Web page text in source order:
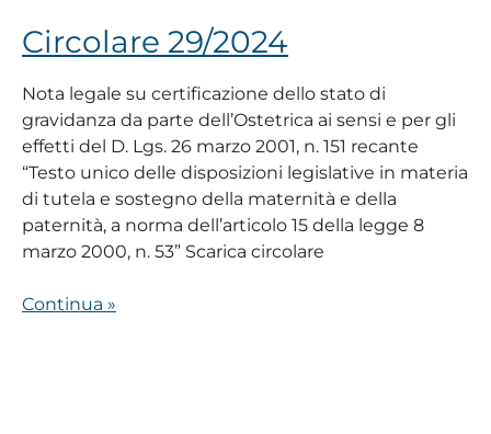
Circolare 29/2024
Nota legale su certificazione dello stato di
gravidanza da parte dell’Ostetrica ai sensi e per gli
effetti del D. Lgs. 26 marzo 2001, n. 151 recante
“Testo unico delle disposizioni legislative in materia
di tutela e sostegno della maternità e della
paternità, a norma dell’articolo 15 della legge 8
marzo 2000, n. 53” Scarica circolare
Continua »